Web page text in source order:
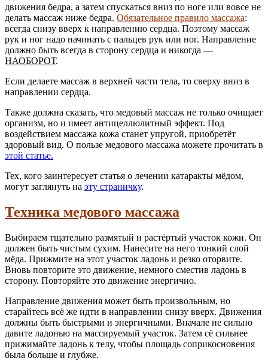
движения бедра, а затем спускаться вниз по ноге или вовсе не
делать массаж ниже бедра. Обязательное правило массажа:
всегда снизу вверх к направлению сердца. Поэтому массаж
рук и ног надо начинать с пальцев рук или ног. Направление
должно быть всегда в сторону сердца и никогда —
НАОБОРОТ.
Если делаете массаж в верхней части тела, то сверху вниз в
направлении сердца.
Также должна сказать, что медовый массаж не только очищает
организм, но и имеет антицеллюлитный эффект. Под
воздействием массажа кожа станет упругой, приобретёт
здоровый вид. О пользе медового массажа можете прочитать в
этой статье.
Тех, кого заинтересует статья о лечении катаракты мёдом,
могут заглянуть на эту страничку.
Техника медового массажа
Выбираем тщательно размятый и растёртый участок кожи. Он
должен быть чистым сухим. Нанесите на него тонкий слой
мёда. Прижмите на этот участок ладонь и резко оторвите.
Вновь повторите это движение, немного сместив ладонь в
сторону. Повторяйте это движение энергично.
Направление движения может быть произвольным, но
старайтесь всё же идти в направлении снизу вверх. Движения
должны быть быстрыми и энергичными. Вначале не сильно
давите ладонью на массируемый участок. Затем сё сильнее
прижимайте ладонь к телу, чтобы площадь соприкосновения
была больше и глубже.